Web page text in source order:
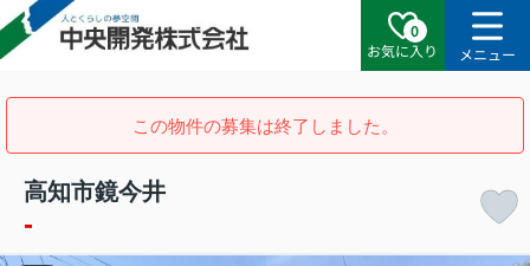
0
お気に入り
メニュー
この物件の募集は終了しました。
高知市鏡今井
-